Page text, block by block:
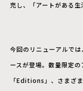
充し、「アートがある生
今回のリニューアルで
ースが登場。数量限定
「Editions」、さまざ